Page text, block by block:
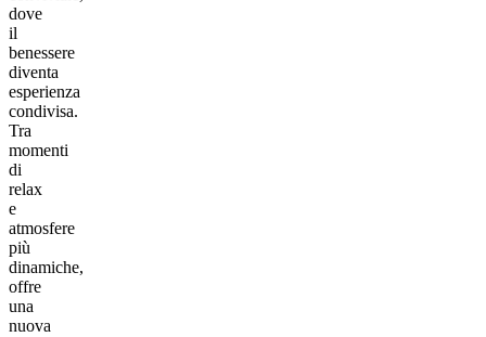
dove
il
benessere
diventa
esperienza
condivisa.
Tra
momenti
di
relax
e
atmosfere
più
dinamiche,
offre
una
nuova